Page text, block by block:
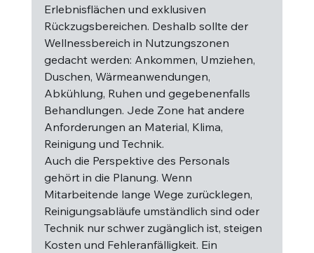
Erlebnisflächen und exklusiven
Rückzugsbereichen. Deshalb sollte der
Wellnessbereich in Nutzungszonen
gedacht werden: Ankommen, Umziehen,
Duschen, Wärmeanwendungen,
Abkühlung, Ruhen und gegebenenfalls
Behandlungen. Jede Zone hat andere
Anforderungen an Material, Klima,
Reinigung und Technik.
Auch die Perspektive des Personals
gehört in die Planung. Wenn
Mitarbeitende lange Wege zurücklegen,
Reinigungsabläufe umständlich sind oder
Technik nur schwer zugänglich ist, steigen
Kosten und Fehleranfälligkeit. Ein